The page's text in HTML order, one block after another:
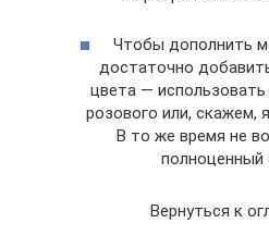
Чтобы дополнить
достаточно
цвета —
розового или, скажем,
В то же время не
полноценный
Вернуться к